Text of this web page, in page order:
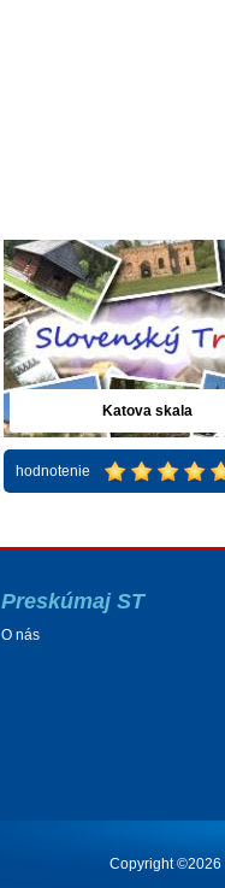
Katova skala
hodnotenie
Preskúmaj ST
O nás
Copyright ©2026